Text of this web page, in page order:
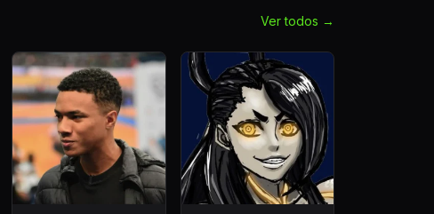
Ver todos →